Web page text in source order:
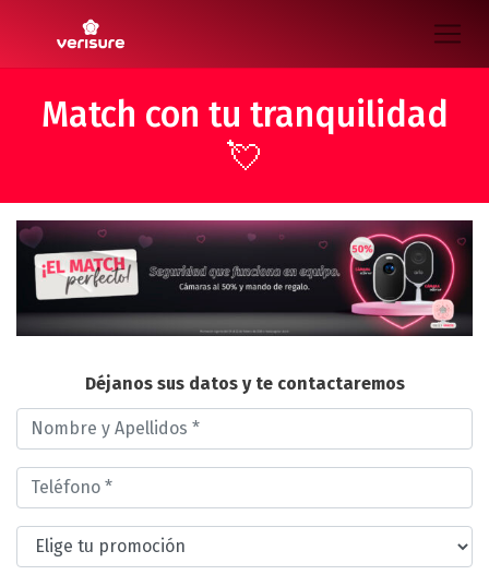
Match con tu tranquilidad
💘
Déjanos sus datos y te contactaremos